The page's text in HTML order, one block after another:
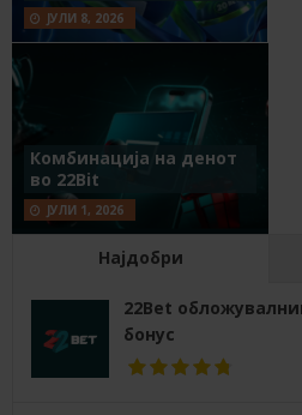
ЈУЛИ 8, 2026
Комбинација на денот
во 22Bit
ЈУЛИ 1, 2026
Најдобри
22Bet
бонус